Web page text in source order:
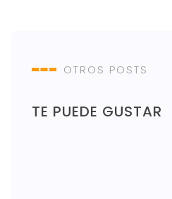
OTROS POSTS
TE PUEDE GUSTAR